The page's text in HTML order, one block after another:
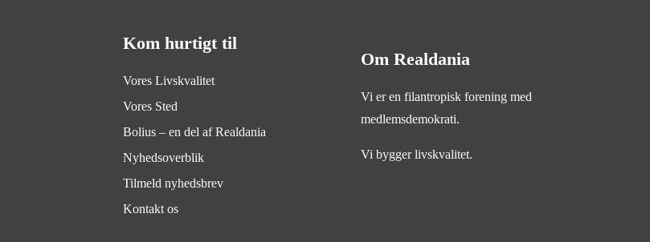
Kom hurtigt til
Vores Livskvalitet
Vores Sted
Bolius – en del af Realdania
Nyhedsoverblik
Tilmeld nyhedsbrev
Kontakt os
Om Realdania
Vi er en filantropisk forening med
medlemsdemokrati.
Vi bygger livskvalitet.